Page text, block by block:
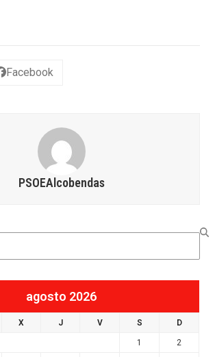
Facebook
PSOEAlcobendas
agosto 2026
X J V S D
1 2